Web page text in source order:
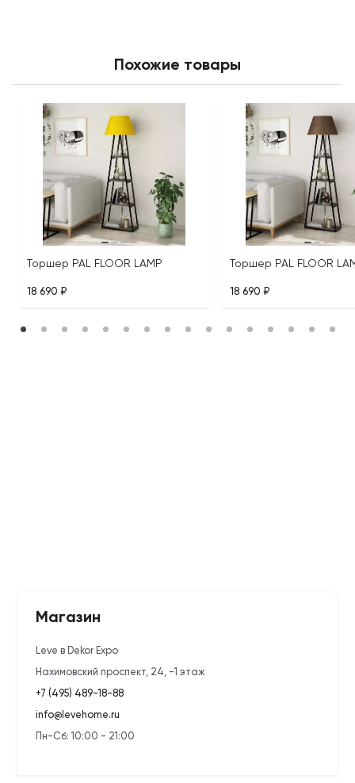
Похожие товары
Торшер PAL FLOOR LAMP
18 690 ₽
Торшер PAL FLOOR
18 690 ₽
Магазин
Leve в Dekor Expo
Нахимовский проспект, 24, -1 этаж
+7 (495) 489-18-88
info@levehome.ru
Пн-Сб: 10:00 - 21:00